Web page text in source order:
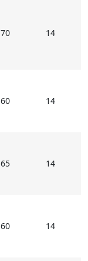
70 14
60 14
65 14
60 14